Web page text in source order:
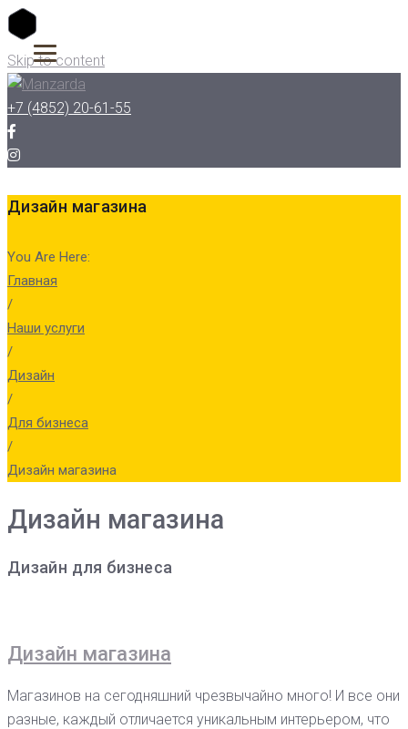
Skip to content
+7 (4852) 20-61-55
Дизайн магазина
You Are Here:
Главная
/
Наши услуги
/
Дизайн
/
Для бизнеса
/
Дизайн магазина
Дизайн магазина
Дизайн для бизнеса
Дизайн магазина
Магазинов на сегодняшний чрезвычайно много! И все они
разные, каждый отличается уникальным интерьером, что